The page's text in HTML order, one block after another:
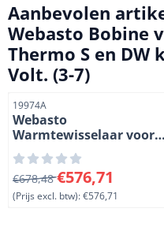
Aanbevolen
Webasto Bobine
Thermo S en DW
Volt. (3-7)
Artikelnummer
19974A
Webasto
Warmtewisselaar voor
DW kachels. (6-11)
Van 678,48 voor 576,71,
€678,48€576,71
(Prijs excl. btw):€576,71